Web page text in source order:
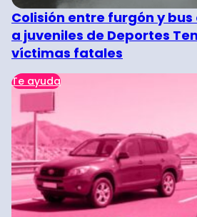
Colisión entre furgón y
a juveniles de Deportes
víctimas fatales
Te ayuda